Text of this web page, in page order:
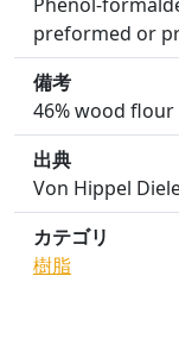
preformed or
備考
46% wood flour
出典
Von Hippel
カテゴリ
樹脂